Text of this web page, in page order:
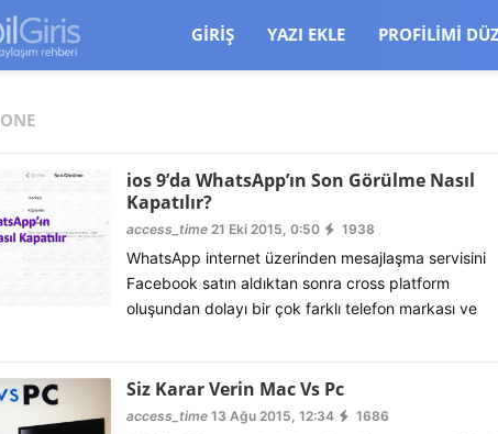
GIRIŞ YAZI EKLE PROFILIMI
ios 9’da WhatsApp’ın Son Görülme Nasıl
Kapatılır?
access_time 21 Eki 2015, 0:50 1938
WhatsApp internet üzerinden mesajlaşma servisini
Facebook satın aldıktan sonra cross platform
oluşundan dolayı bir çok farklı telefon markası ve
Siz Karar Verin Mac Vs Pc
access_time 13 Ağu 2015, 12:34 1686